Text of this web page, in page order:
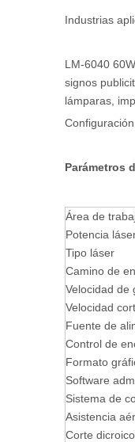
Industrias
LM-6040
signos
lámparas,
Parámetros
Área de
Potencia
Tipo láser
Camino de
Velocidad de
Velocidad
Fuente de
Control de
Formato
Software
Sistema de
Asistencia
Corte dicroico